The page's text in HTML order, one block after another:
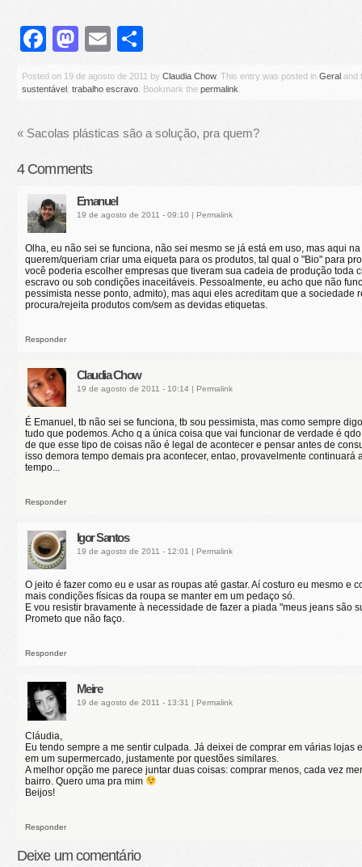
Facebook
Mastodon
Email
Posted on 19 de agosto de 2011 by Claudia Chow. This entry was posted in Geral and
sustentável trabalho escravo . Bookmark the permalink
« Sacolas plásticas são a solução, pra quem?
4Comments
Emanuel
19 de agosto de 2011 - 09:10 | Permalink
Olha, eu não sei se funciona, não sei mesmo se já está em uso, mas aqui
querem/queriam criar uma eiqueta para os produtos, tal qual o "Bio" para
você poderia escolher empresas que tiveram sua cadeia de produção toda
escravo ou sob condições inaceitáveis. Pessoalmente, eu acho que não
pessimista nesse ponto, admito), mas aqui eles acreditam que a sociedade
procura/rejeita produtos com/sem as devidas etiquetas.
Responder
Claudia Chow
19 de agosto de 2011 - 10:14 | Permalink
É Emanuel, tb não sei se funciona, tb sou pessimista, mas como sempre
tudo que podemos. Acho q a única coisa que vai funcionar de verdade é
de que esse tipo de coisas não é legal de acontecer e pensar antes de
isso demora tempo demais pra acontecer, entao, provavelmente continuará
tempo...
Responder
Igor Santos
19 de agosto de 2011 - 12:01 | Permalink
O jeito é fazer como eu e usar as roupas até gastar. Aí costuro eu mesmo e
mais condições físicas da roupa se manter em um pedaço só.
E vou resistir bravamente à necessidade de fazer a piada "meus jeans são
Prometo que não faço.
Responder
Meire
19 de agosto de 2011 - 13:31 | Permalink
Cláudia,
Eu tendo sempre a me sentir culpada. Já deixei de comprar em várias lojas
em um supermercado, justamente por questões similares.
A melhor opção me parece juntar duas coisas: comprar menos, cada vez
bairro. Quero uma pra mim
Beijos!
Responder
Deixe um comentário